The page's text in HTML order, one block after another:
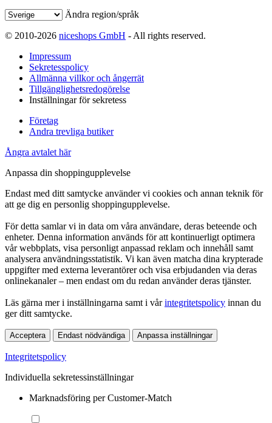
Ändra region/språk
© 2010-2026 niceshops GmbH - All rights reserved.
Impressum
Sekretesspolicy
Allmänna villkor och ångerrät
Tillgänglighetsredogörelse
Inställningar för sekretess
Företag
Andra trevliga butiker
Ångra avtalet här
Anpassa din shoppingupplevelse
Endast med ditt samtycke använder vi cookies och annan teknik för
att ge dig en personlig shoppingupplevelse.
För detta samlar vi in data om våra användare, deras beteende och
enheter. Denna information används för att kontinuerligt optimera
vår webbplats, visa personligt anpassad reklam och innehåll samt
analysera användningsstatistik. Vi kan även matcha dina krypterade
uppgifter med externa leverantörer och visa erbjudanden via deras
onlinekanaler – men endast om du redan använder deras tjänster.
Läs gärna mer i inställningarna samt i vårintegritetspolicy innan du
ger ditt samtycke.
Acceptera Endast nödvändiga Anpassa inställningar
Integritetspolicy
Individuella sekretessinställningar
Marknadsföring per Customer-Match